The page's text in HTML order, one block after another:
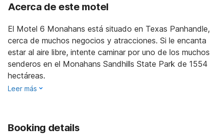
Acerca de este motel
El Motel 6 Monahans está situado en Texas Panhandle,
cerca de muchos negocios y atracciones. Si le encanta
estar al aire libre, intente caminar por uno de los muchos
senderos en el Monahans Sandhills State Park de 1554
hectáreas.
Leer más
Booking details